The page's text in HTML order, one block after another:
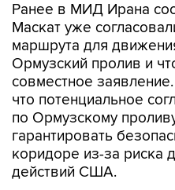
Ранее в МИД Ирана
Маскат уже
маршрута для
Ормузский пролив и
совместное
что потенциальное
по Ормузскому
гарантировать
коридоре из-за риска
действий США.